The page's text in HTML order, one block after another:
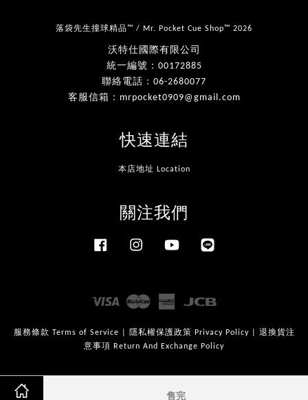
售完
落袋先生撞球精品™ / Mr. Pocket Cue Shop™ 2026
沃特仕國際有限公司
統一編號：00172885
聯絡電話：06-2680077
客服信箱：mrpocket0909@gmail.com
快速連結
本店地址 Location
關注我們
Facebook Instagram YouTube
Visa Master
American
服務條款 Terms of Service 隱私權保護政策 Privacy Policy| 退換貨注
意事項 Return And Exchange Policy